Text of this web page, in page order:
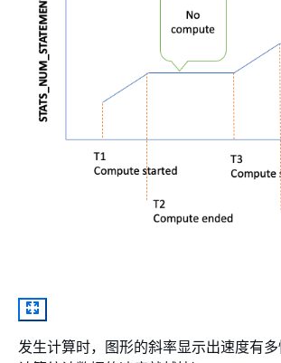
发生计算时，图形的斜率显示出速度有多